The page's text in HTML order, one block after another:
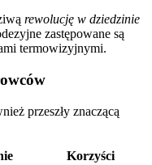
rewolucję w dziedzinie
zastępowane są
termowizyjnymi.
przeszły znaczącą
Korzyści